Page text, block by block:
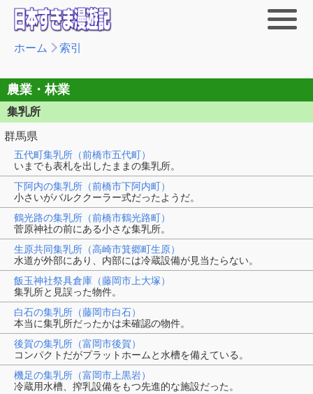
ホーム 索引
農業・林業
集乳所
群馬県
五代町集乳所（前橋市五代町）
いまでも表札を出したままの集乳所。
下阿内の集乳所（前橋市下阿内町）
小さいがバルククーラー式だったようだ。
鶴光路の集乳所（前橋市鶴光路町）
菅原神社の前にある小さな集乳所。
生原共同集乳所（高崎市箕郷町生原）
水道が外部にあり、内部には冷蔵設備が見当たらない。
飯玉神社祭具倉庫（藤岡市上大塚）
集乳所と見誤った物件。
白石の集乳所（藤岡市白石）
本当に集乳所だったかは未確認の物件。
後賀の集乳所（富岡市後賀）
コンパクトだがプラットホームと水槽を備えている。
機足の集乳所（富岡市上黒岩）
冷蔵用水槽、搾乳設備をもつ先進的な施設だった。